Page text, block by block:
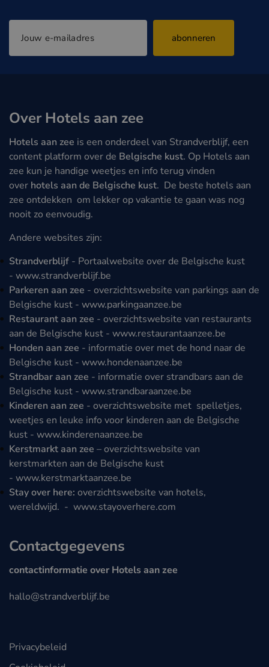
abonneren
Over Hotels aan zee
Hotels aan zee is een onderdeel van Strandverblijf, een
content platform over de Belgische kust. Op Hotels aan
zee kun je handige weetjes en info terug vinden
over hotels aan de Belgische kust. De beste hotels aan
zee ontdekken om lekker op vakantie te gaan was nog
nooit zo eenvoudig.
Andere websites zijn:
Strandverblijf - Portaalwebsite over de Belgische kust
- www.strandverblijf.be
Parkeren aan zee - overzichtswebsite van parkings aan de
Belgische kust - www.parkingaanzee.be
Restaurant aan zee - overzichtswebsite van restaurants
aan de Belgische kust - www.restaurantaanzee.be
Honden aan zee - informatie over met de hond naar de
Belgische kust - www.hondenaanzee.be
Strandbar aan zee - informatie over strandbars aan de
Belgische kust - www.strandbaraanzee.be
Kinderen aan zee - overzichtswebsite met spelletjes,
weetjes en leuke info voor kinderen aan de Belgische
kust - www.kinderenaanzee.be
Kerstmarkt aan zee – overzichtswebsite van
kerstmarkten aan de Belgische kust
- www.kerstmarktaanzee.be
Stay over here: overzichtswebsite van hotels,
wereldwijd. - www.stayoverhere.com
Contactgegevens
contactinformatie over Hotels aan zee
hallo@strandverblijf.be
Privacybeleid